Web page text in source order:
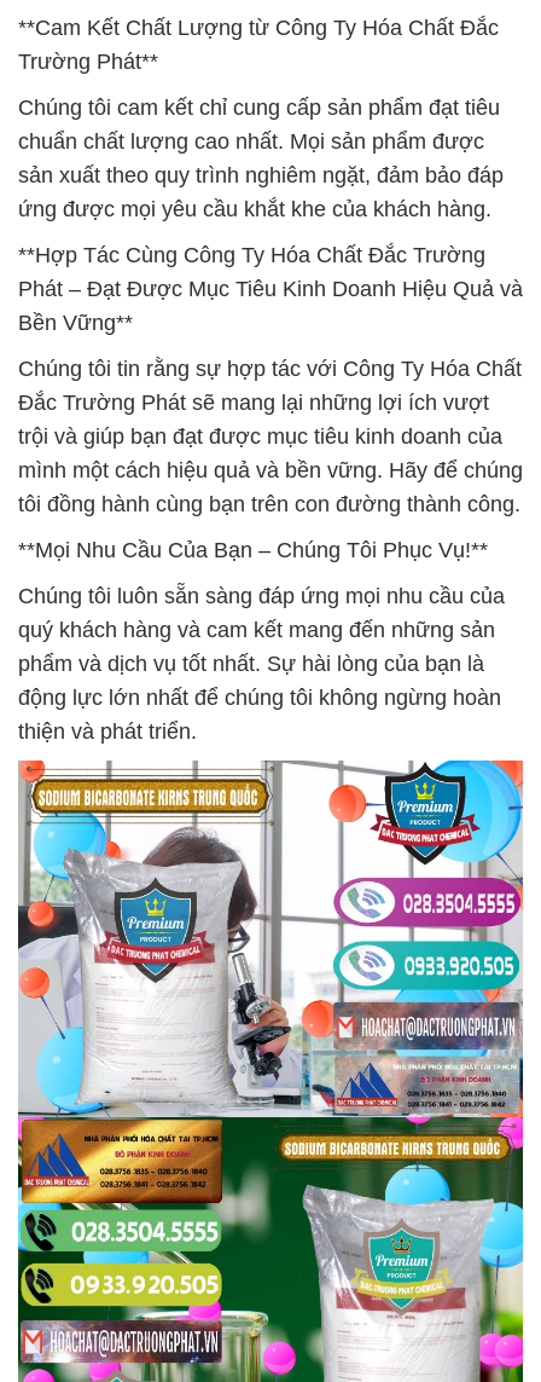
**Cam Kết Chất Lượng từ Công Ty Hóa Chất Đắc
Trường Phát**
Chúng tôi cam kết chỉ cung cấp sản phẩm đạt tiêu
chuẩn chất lượng cao nhất. Mọi sản phẩm được
sản xuất theo quy trình nghiêm ngặt, đảm bảo đáp
ứng được mọi yêu cầu khắt khe của khách hàng.
**Hợp Tác Cùng Công Ty Hóa Chất Đắc Trường
Phát – Đạt Được Mục Tiêu Kinh Doanh Hiệu Quả và
Bền Vững**
Chúng tôi tin rằng sự hợp tác với Công Ty Hóa Chất
Đắc Trường Phát sẽ mang lại những lợi ích vượt
trội và giúp bạn đạt được mục tiêu kinh doanh của
mình một cách hiệu quả và bền vững. Hãy để chúng
tôi đồng hành cùng bạn trên con đường thành công.
**Mọi Nhu Cầu Của Bạn – Chúng Tôi Phục Vụ!**
Chúng tôi luôn sẵn sàng đáp ứng mọi nhu cầu của
quý khách hàng và cam kết mang đến những sản
phẩm và dịch vụ tốt nhất. Sự hài lòng của bạn là
động lực lớn nhất để chúng tôi không ngừng hoàn
thiện và phát triển.